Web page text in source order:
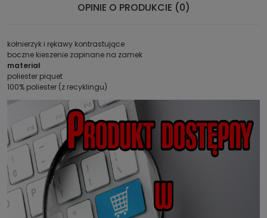
OPINIE O PRODUKCIE (0)
kołnierzyk i rękawy kontrastujące
boczne kieszenie zapinane na zamek
materiał
poliester piquet
100% poliester (z recyklingu)